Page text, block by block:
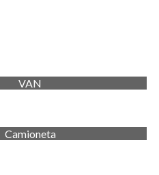
VAN
Camioneta